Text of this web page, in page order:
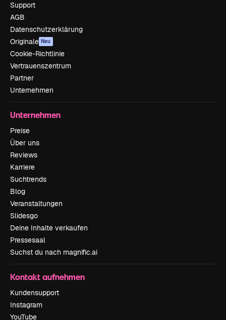
Support
AGB
Datenschutzerklärung
Originale Neu
Cookie-Richtlinie
Vertrauenszentrum
Partner
Unternehmen
Unternehmen
Preise
Über uns
Reviews
Karriere
Suchtrends
Blog
Veranstaltungen
Slidesgo
Deine Inhalte verkaufen
Pressesaal
Suchst du nach magnific.ai
Kontakt aufnehmen
Kundensupport
Instagram
YouTube